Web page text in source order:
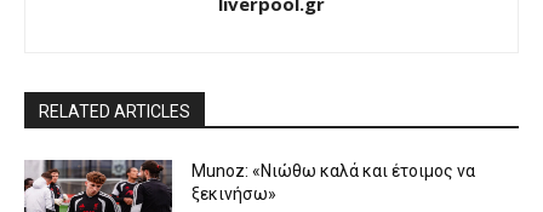
RELATED ARTICLES
Munoz: «Νιώθω καλά και έτοιμος να
ξεκινήσω»